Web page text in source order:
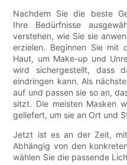
Nachdem Sie die beste
Ihre Bedürfnisse
verstehen, wie Sie sie
erzielen. Beginnen Sie mit
Haut, um Make-up und
wird sichergestellt, dass
eindringen kann. Als
auf und passen sie so an,
sitzt. Die meisten Masken
geliefert, um sie an Ort und
Jetzt ist es an der Zeit,
Abhängig von den
wählen Sie die passende